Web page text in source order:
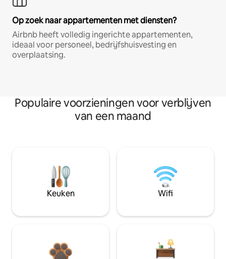
Op zoek naar appartementen met diensten?
Airbnb heeft volledig ingerichte appartementen,
ideaal voor personeel, bedrijfshuisvesting en
overplaatsing.
Populaire voorzieningen voor verblijven
van een maand
Keuken Wifi